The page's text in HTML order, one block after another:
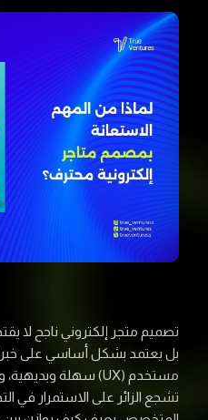
تصميم متجر إلكتروني ناجح لا
بل يعتمد بشكل أساسي على
تشجع الزائر على الاستمرار في